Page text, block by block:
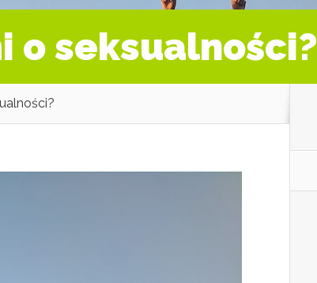
o seksualności?